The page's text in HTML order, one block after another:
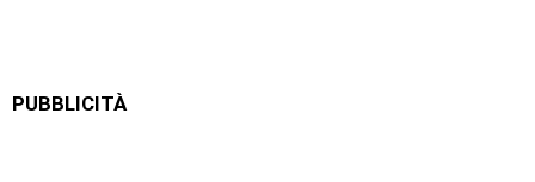
PUBBLICITÀ